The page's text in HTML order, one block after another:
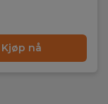
Kjøp nå